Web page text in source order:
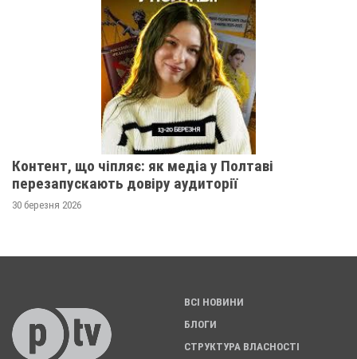
Контент, що чіпляє: як медіа у Полтаві
перезапускають довіру аудиторії
30 березня 2026
ВСІ НОВИНИ
БЛОГИ
СТРУКТУРА ВЛАСНОСТІ